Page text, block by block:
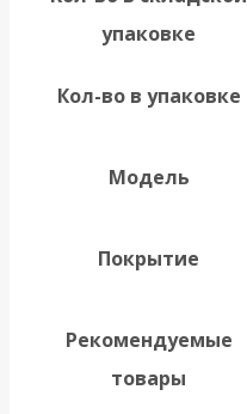
упаковке
Кол-во в упаковке
Модель
Покрытие
Рекомендуемые
товары